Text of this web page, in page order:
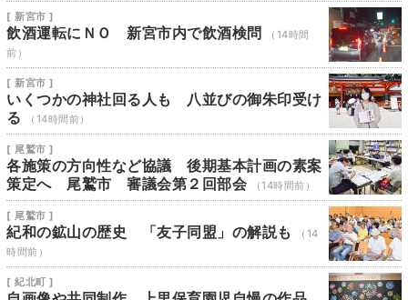
[ 新宮市 ]
飲酒運転にＮＯ 新宮市内で飲酒検問
（14時間
前）
[ 新宮市 ]
いくつかの神社回る人も 八並びの御朱印受け
る
（14時間前）
[ 尾鷲市 ]
各施策の方向性など協議 後期基本計画の素案
策定へ 尾鷲市 審議会第２回部会
（14時間前）
[ 尾鷲市 ]
紀和の鉱山の歴史 「友子同盟」の解説も
（14
時間前）
[ 紀北町 ]